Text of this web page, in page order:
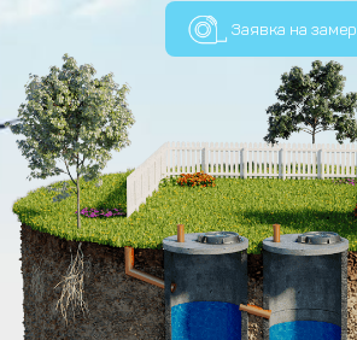
Заявка на замер